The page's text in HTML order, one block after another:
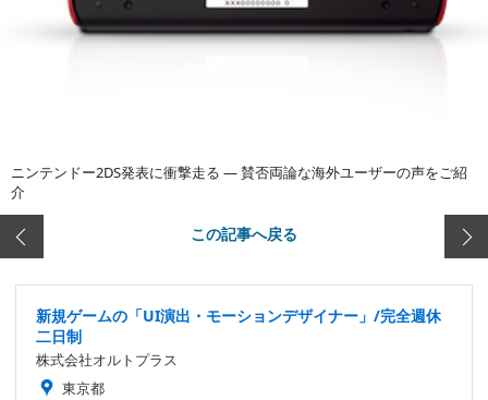
ニンテンドー2DS発表に衝撃走る ― 賛否両論な海外ユーザーの声をご紹
介
この記事へ戻る
新規ゲームの「UI演出・モーションデザイナー」/完全週休
二日制
株式会社オルトプラス
東京都